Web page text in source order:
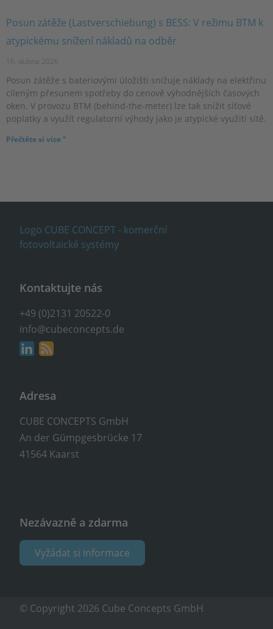
Posun zátěže (Lastverschiebung) s BESS: V režimu BTM k
atypickému snížení nákladů na odběr
16. dubna 2026
Posun zátěže s bateriovými úložišti snižuje náklady na elektřinu
cíleným přesunem spotřeby do cenově výhodnějších časových
oken. V provozu BTM (behind-the-meter) lze tak snížit síťové
poplatky a využít regulatorní výhody jako je atypické využití sítě.
Přečtěte si více "
Kontaktujte nás
+49 (0)2131 20522-0
info@cubeconcepts.de
Adresa
CUBE CONCEPTS GmbH
An der Gümpgesbrücke 17
41564 Kaarst
Nezávazně a zdarma
Vyžádat si informace
© Copyright 2026 Cube Concepts GmbH